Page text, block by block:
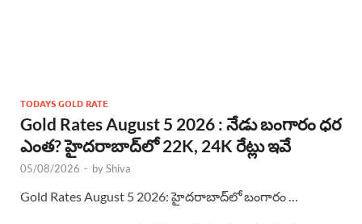
TODAYS GOLD RATE
Gold Rates August 5 2026 : నేడు బంగారం ధర
ఎంత? హైదరాబాద్‌లో 22K, 24K రేట్లు ఇవే
05/08/2026 - byShiva
Gold Rates August 5 2026: హైదరాబాద్‌లో బంగారం …